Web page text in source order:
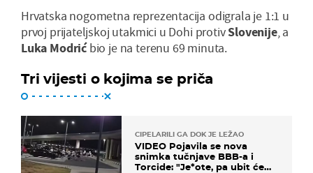
Hrvatska nogometna reprezentacija odigrala je 1:1 u
prvoj prijateljskoj utakmici u Dohi protivSlovenije, a
Luka Modrićbio je na terenu 69 minuta.
Tri vijesti o kojima se priča
CIPELARILI GA DOK JE LEŽAO
VIDEO Pojavila se nova
snimka tučnjave BBB-a i
Torcide: "Je*ote, pa ubit će